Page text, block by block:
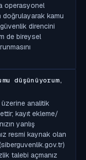
operasyonel
doğrulayarak kamu
direncini
de bireysel
düşünüyorum,
analitik
kayıt ekleme/
yanlış
resmi kaynak olan
talebi açmanız